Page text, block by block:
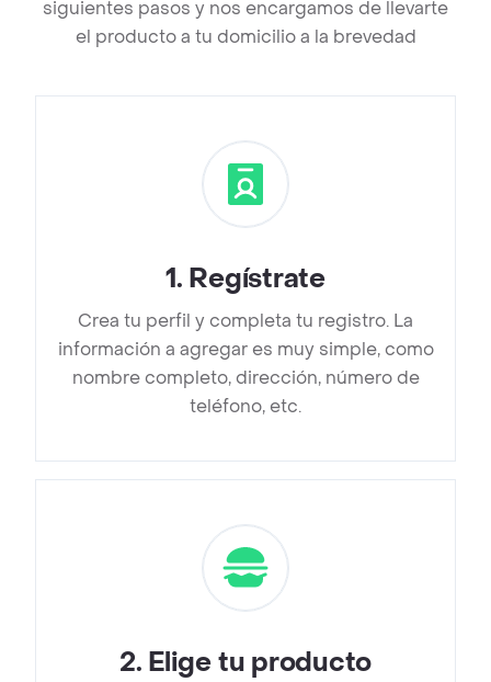
siguientes pasos y nos encargamos de llevarte
el producto a tu domicilio a la brevedad
1. Regístrate
Crea tu perfil y completa tu registro. La
información a agregar es muy simple, como
nombre completo, dirección, número de
teléfono, etc.
2. Elige tu producto